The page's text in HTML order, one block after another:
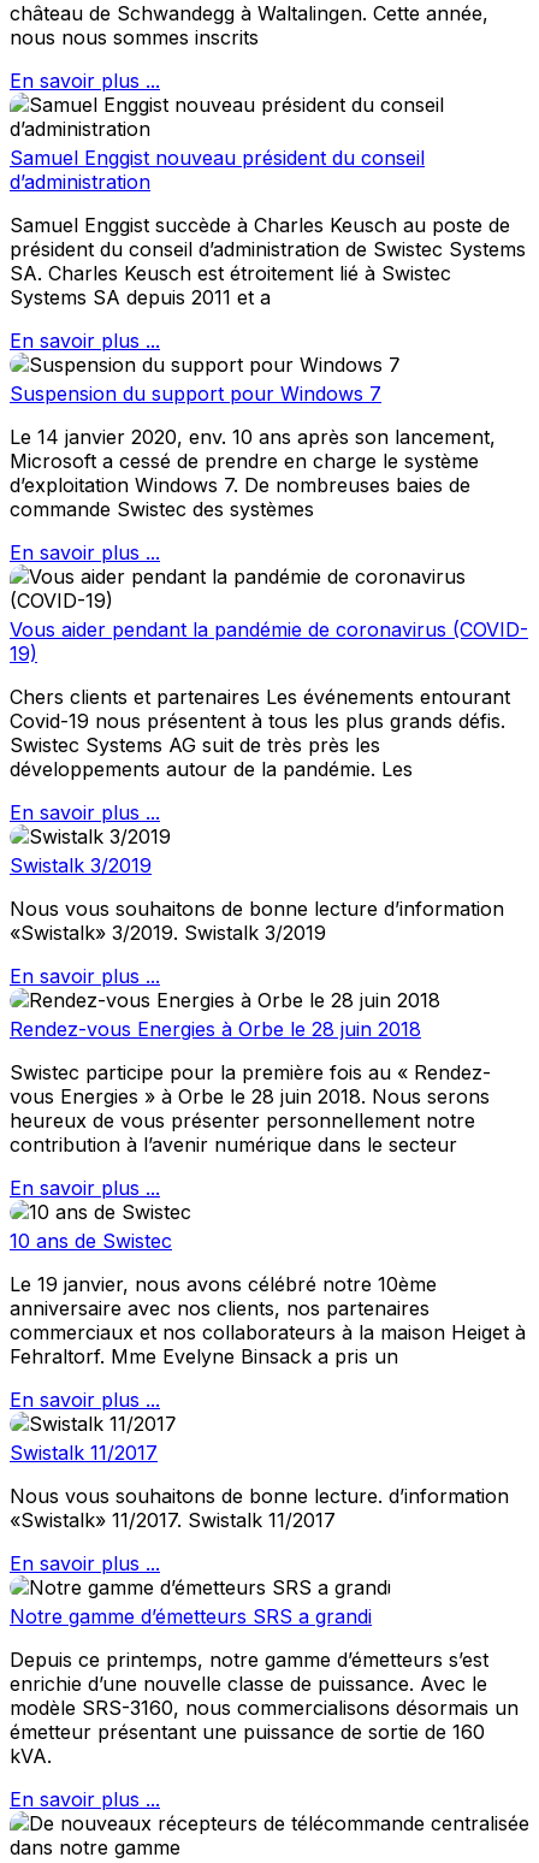
château de Schwandegg à Waltalingen. Cette année,
nous nous sommes inscrits
En savoir plus ...
Samuel Enggist nouveau président du conseil
d’administration
Samuel Enggist succède à Charles Keusch au poste de
président du conseil d’administration de Swistec Systems
SA. Charles Keusch est étroitement lié à Swistec
Systems SA depuis 2011 et a
En savoir plus ...
Suspension du support pour Windows 7
Le 14 janvier 2020, env. 10 ans après son lancement,
Microsoft a cessé de prendre en charge le système
d’exploitation Windows 7. De nombreuses baies de
commande Swistec des systèmes
En savoir plus ...
Vous aider pendant la pandémie de coronavirus (COVID-
19)
Chers clients et partenaires Les événements entourant
Covid-19 nous présentent à tous les plus grands défis.
Swistec Systems AG suit de très près les
développements autour de la pandémie. Les
En savoir plus ...
Swistalk 3/2019
Nous vous souhaitons de bonne lecture d’information
«Swistalk» 3/2019. Swistalk 3/2019
En savoir plus ...
Rendez-vous Energies à Orbe le 28 juin 2018
Swistec participe pour la première fois au « Rendez-
vous Energies » à Orbe le 28 juin 2018. Nous serons
heureux de vous présenter personnellement notre
contribution à l’avenir numérique dans le secteur
En savoir plus ...
10 ans de Swistec
Le 19 janvier, nous avons célébré notre 10ème
anniversaire avec nos clients, nos partenaires
commerciaux et nos collaborateurs à la maison Heiget à
Fehraltorf. Mme Evelyne Binsack a pris un
En savoir plus ...
Swistalk 11/2017
Nous vous souhaitons de bonne lecture. d’information
«Swistalk» 11/2017. Swistalk 11/2017
En savoir plus ...
Notre gamme d’émetteurs SRS a grandi
Depuis ce printemps, notre gamme d’émetteurs s’est
enrichie d’une nouvelle classe de puissance. Avec le
modèle SRS-3160, nous commercialisons désormais un
émetteur présentant une puissance de sortie de 160
kVA.
En savoir plus ...